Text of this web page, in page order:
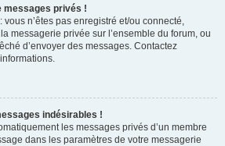
messages privés !
vous n’êtes pas enregistré et/ou connecté,
messagerie privée sur l’ensemble du forum, ou
d’envoyer des messages. Contactez
indésirables !
les messages privés d’un membre
dans les paramètres de votre messagerie